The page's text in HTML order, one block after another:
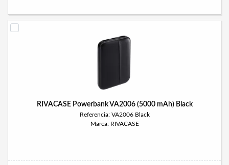
RIVACASE Powerbank VA2006 (5000 mAh) Black
Referencia: VA2006 Black
Marca: RIVACASE